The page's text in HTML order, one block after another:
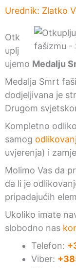
Urednik: Zlatko
Otk
uplj
ujemo Medalju
Medalja Smrt
dodjeljivana je
Drugom
Kompletno
samog
uvjerenja) i
Molimo Vas da
da li je
pripadajućih
Ukoliko imate
slobodno nas
Telefon:
Viber: